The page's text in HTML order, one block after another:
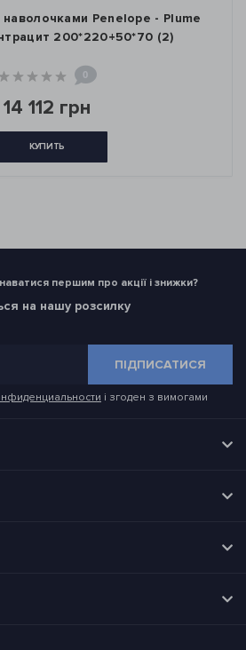
Penelope - Plume
200*220+50*70 (2)
0
14 112 грн
КУПИТЬ
першим про акції і знижки?
на нашу розсилку
ПІДПИСАТИСЯ
і згоден з вимогами